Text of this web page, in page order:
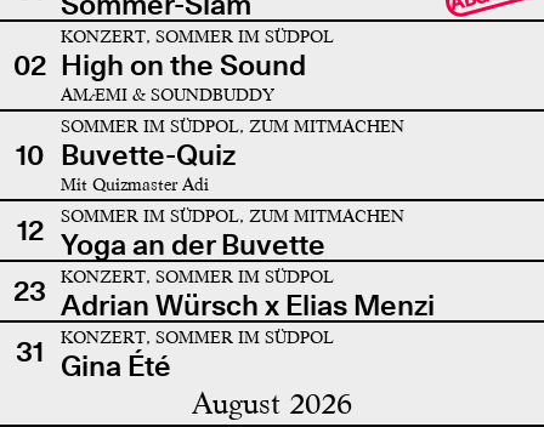
02
KONZERT, SOMMER IM SÜDPOL
High on the Sound
AMÆMI & SOUNDBUDDY
10
SOMMER IM SÜDPOL, ZUM MITMACHEN
Buvette-Quiz
Mit Quizmaster Adi
12 SOMMER IM SÜDPOL, ZUM MITMACHEN
Yoga an der Buvette
23
KONZERT, SOMMER IM SÜDPOL
Adrian Würsch x Elias Menzi
31
KONZERT, SOMMER IM SÜDPOL
Gina Été
August 2026